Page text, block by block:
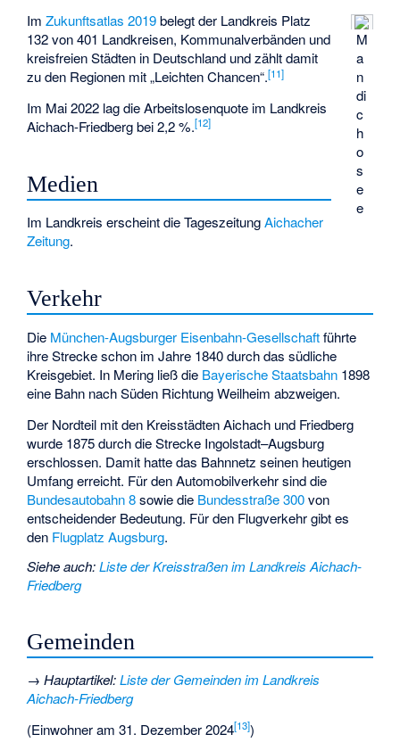
M
a
n
di
c
h
o
s
e
e
ImZukunftsatlas 2019belegt der Landkreis Platz
132 von 401 Landkreisen, Kommunalverbänden und
kreisfreien Städten in Deutschland und zählt damit
zu den Regionen mit „Leichten Chancen“.[11]
Im Mai 2022 lag die Arbeitslosenquote im Landkreis
Aichach-Friedberg bei 2,2 %.[12]
Medien
Im Landkreis erscheint die TageszeitungAichacher
Zeitung.
Verkehr
Die München-Augsburger Eisenbahn-Gesellschaftführte
ihre Strecke schon im Jahre 1840 durch das südliche
Kreisgebiet. In Mering ließ die Bayerische Staatsbahn 1898
eine Bahn nach Süden Richtung Weilheim abzweigen.
Der Nordteil mit den Kreisstädten Aichach und Friedberg
wurde 1875 durch die Strecke Ingolstadt–Augsburg
erschlossen. Damit hatte das Bahnnetz seinen heutigen
Umfang erreicht. Für den Automobilverkehr sind die
Bundesautobahn 8sowie die Bundesstraße 300von
entscheidender Bedeutung. Für den Flugverkehr gibt es
den Flugplatz Augsburg.
Siehe auch:Liste der Kreisstraßen im Landkreis Aichach-
Friedberg
Gemeinden
→Hauptartikel:Liste der Gemeinden im Landkreis
Aichach-Friedberg
(Einwohner am 31. Dezember 2024[13])